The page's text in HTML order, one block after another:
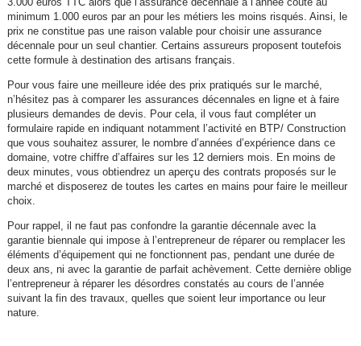
minimum 1.000 euros par an pour les métiers les moins risqués. Ainsi, le
prix ne constitue pas une raison valable pour choisir une assurance
décennale pour un seul chantier. Certains assureurs proposent toutefois
cette formule à destination des artisans français.
Pour vous faire une meilleure idée des prix pratiqués sur le marché,
n’hésitez pas à comparer les assurances décennales en ligne et à faire
plusieurs demandes de devis. Pour cela, il vous faut compléter un
formulaire rapide en indiquant notamment l’activité en BTP/ Construction
que vous souhaitez assurer, le nombre d’années d’expérience dans ce
domaine, votre chiffre d’affaires sur les 12 derniers mois. En moins de
deux minutes, vous obtiendrez un aperçu des contrats proposés sur le
marché et disposerez de toutes les cartes en mains pour faire le meilleur
choix.
Pour rappel, il ne faut pas confondre la garantie décennale avec la
garantie biennale qui impose à l’entrepreneur de réparer ou remplacer les
éléments d’équipement qui ne fonctionnent pas, pendant une durée de
deux ans, ni avec la garantie de parfait achèvement. Cette dernière oblige
l’entrepreneur à réparer les désordres constatés au cours de l’année
suivant la fin des travaux, quelles que soient leur importance ou leur
nature.